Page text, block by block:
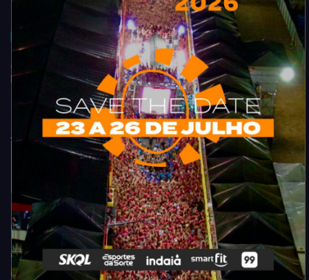
Acompanhe todas as novidades do entretenimento na região de
Fortaleza. Dicas, promoções, coberturas exclusivas e muito mais.
Categorias
Camarote Vip Junino
Cidade
Marketing E Negócios
Música